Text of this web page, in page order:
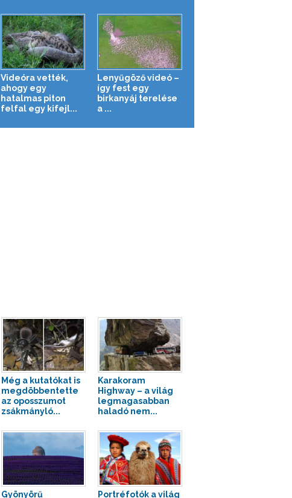
Videóra vették,
ahogy egy
hatalmas piton
felfal egy kifejl...
Lenyűgöző videó –
így fest egy
birkanyáj terelése
a ...
Még a kutatókat is
megdöbbentette
az oposszumot
zsákmányló...
Karakoram
Highway – a világ
legmagasabban
haladó nem...
Gyönyörű
Portréfotók a világ